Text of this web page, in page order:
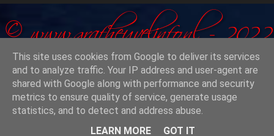
© grafheuvelinfo.nl 2022 - 2026
This site uses cookies from Google to deliver its services
and to analyze traffic. Your IP address and user-agent are
shared with Google along with performance and security
metrics to ensure quality of service, generate usage
statistics, and to detect and address abuse.
LEARN MORE
GOT IT